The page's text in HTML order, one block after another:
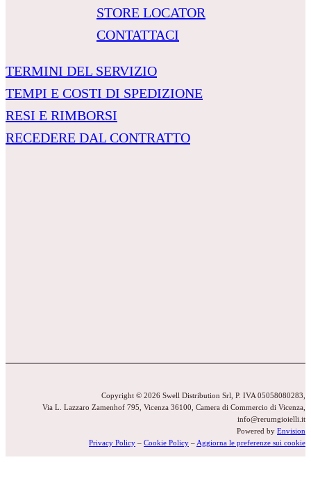
STORE LOCATOR
CONTATTACI
TERMINI DEL SERVIZIO
TEMPI E COSTI DI SPEDIZIONE
RESI E RIMBORSI
RECEDERE DAL CONTRATTO
Copyright © 2026 Swell Distribution Srl, P. IVA 05058080283,
Via L. Lazzaro Zamenhof 795, Vicenza 36100, Camera di Commercio di Vicenza,
info@rerumgioielli.it
Powered by Envision
Privacy Policy – Cookie Policy – Aggiorna le preferenze sui cookie